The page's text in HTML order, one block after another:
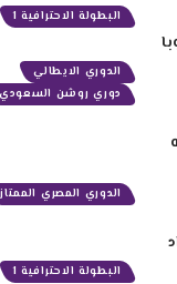
البطولة الاحترافية 1
الدوري الايطالي
دوري روشن السعودي
الدوري المصري الممتاز
البطولة الاحترافية 1